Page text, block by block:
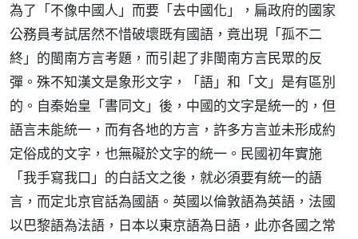
為了「不像中國人」而要「去中國化」，扁政府的國家
公務員考試居然不惜破壞既有國語，竟出現「孤不二
終」的閩南方言考題，而引起了非閩南方言民眾的反
彈。殊不知漢文是象形文字，「語」和「文」是有區別
的。自秦始皇「書同文」後，中國的文字是統一的，但
語言未能統一，而有各地的方言，許多方言並未形成約
定俗成的文字，也無礙於文字的統一。民國初年實施
「我手寫我口」的白話文之後，就必須要有統一的語
言，而定北京官話為國語。英國以倫敦語為英語，法國
以巴黎語為法語，日本以東京語為日語，此亦各國之常